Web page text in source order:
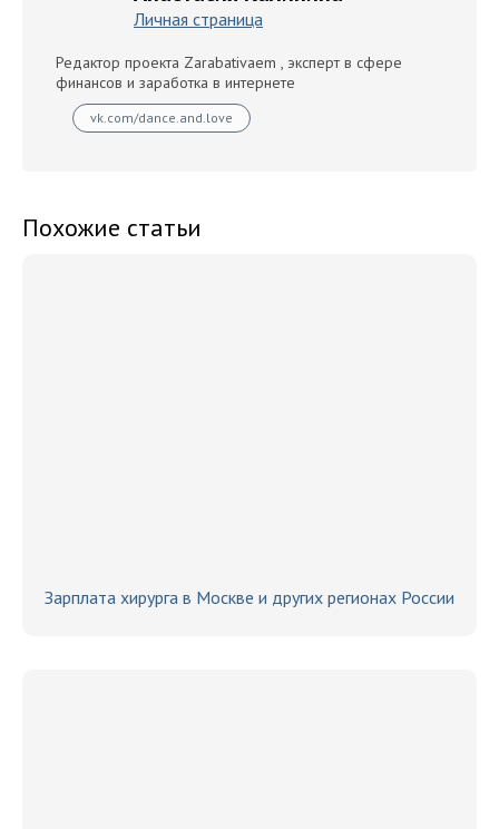
Личная страница
Редактор проекта Zarabativaem , эксперт в сфере
финансов и заработка в интернете
vk.com/dance.and.love
Похожие статьи
Зарплата хирурга в Москве и других регионах России